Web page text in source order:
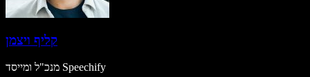
קליף ויצמן
מנכ"ל ומייסד Speechify